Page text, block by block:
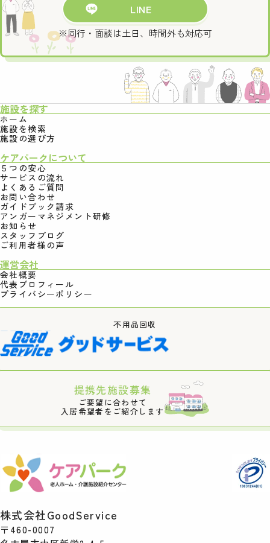
LINE
※同行・面談は土日、時間外も対応可
株式会社GoodService
〒460-0007
施設を探す
ホーム
施設を検索
施設の選び方
ケアパークについて
５つの安心
サービスの流れ
よくあるご質問
お問い合わせ
ガイドブック請求
アンガーマネジメント研修
お知らせ
スタッフブログ
ご利用者様の声
運営会社
会社概要
代表プロフィール
プライバシーポリシー
不用品回収
提携先施設募集
ご要望に合わせて
入居希望者をご紹介します